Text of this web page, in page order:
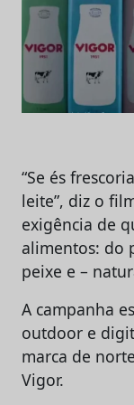
“Se és
leite”, diz o
exigência de
alimentos: do
peixe e –
A campanha
outdoor e
marca de
Vigor.